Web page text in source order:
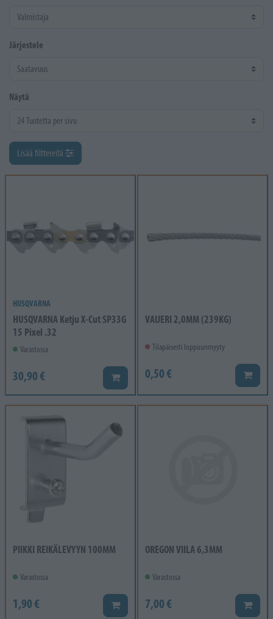
Järjestele
Näytä
Lisää filttereitä
HUSQVARNA
HUSQVARNA Ketju X-Cut SP33G
15 Pixel .32
Varastossa
30,90 € Lisää koriin
VAIJERI 2,0MM (239KG)
Tilapäisesti loppuunmyyty
0,50 € Lisää
PIIKKI REIKÄLEVYYN 100MM
Varastossa
1,90 € Lisää koriin
OREGON VIILA 6,3MM
Varastossa
7,00 € Lisää